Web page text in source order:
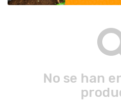
No se han